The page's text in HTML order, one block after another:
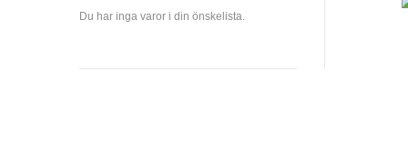
Du har inga varor i din önskelista.